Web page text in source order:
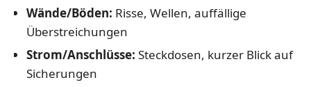
Wände/Böden: Risse, Wellen, auffällige
Überstreichungen
Strom/Anschlüsse: Steckdosen, kurzer Blick auf
Sicherungen